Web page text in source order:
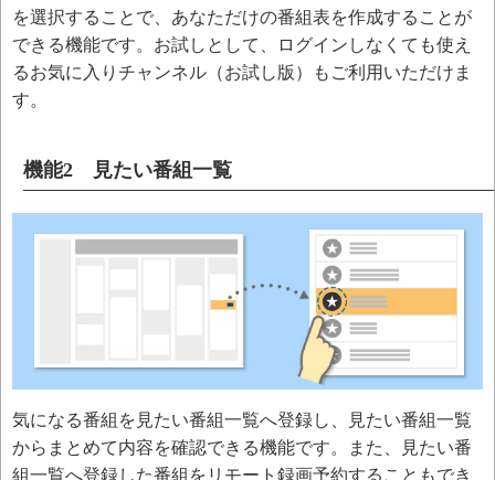
を選択することで、あなただけの番組表を作成することが
できる機能です。お試しとして、ログインしなくても使え
るお気に入りチャンネル（お試し版）もご利用いただけま
す。
機能2 見たい番組一覧
気になる番組を見たい番組一覧へ登録し、見たい番組一覧
からまとめて内容を確認できる機能です。また、見たい番
組一覧へ登録した番組をリモート録画予約することもでき